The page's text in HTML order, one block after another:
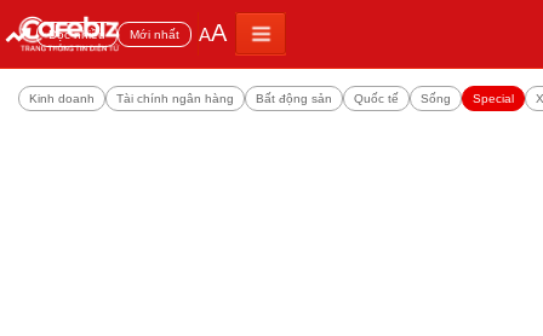
Đọc nhiều Mới nhất AA
Kinh doanh Tài chính ngân hàng Bất động sản Quốc tế Sống Special